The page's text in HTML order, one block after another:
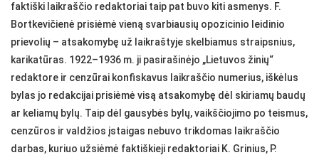
faktiški laikraščio redaktoriai taip pat buvo kiti asmenys. F.
Bortkevičienė prisiėmė vieną svarbiausių opozicinio leidinio
prievolių – atsakomybę už laikraštyje skelbiamus straipsnius,
karikatūras. 1922–1936 m. ji pasirašinėjo „Lietuvos žinių“
redaktore ir cenzūrai konfiskavus laikraščio numerius, iškėlus
bylas jo redakcijai prisiėmė visą atsakomybę dėl skiriamų baudų
ar keliamų bylų. Taip dėl gausybės bylų, vaikščiojimo po teismus,
cenzūros ir valdžios įstaigas nebuvo trikdomas laikraščio
darbas, kuriuo užsiėmė faktiškieji redaktoriai K. Grinius, P.